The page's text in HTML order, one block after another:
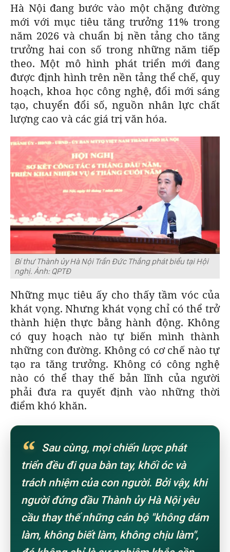
Hà Nội đang bước vào một chặng đường
mới với mục tiêu tăng trưởng 11% trong
năm 2026 và chuẩn bị nền tảng cho tăng
trưởng hai con số trong những năm tiếp
theo. Một mô hình phát triển mới đang
được định hình trên nền tảng thể chế, quy
hoạch, khoa học công nghệ, đổi mới sáng
tạo, chuyển đổi số, nguồn nhân lực chất
lượng cao và các giá trị văn hóa.
Bí thư Thành ủy Hà Nội Trần Đức Thắng phát biểu tại Hội
nghị. Ảnh: QPTĐ
Những mục tiêu ấy cho thấy tầm vóc của
khát vọng. Nhưng khát vọng chỉ có thể trở
thành hiện thực bằng hành động. Không
có quy hoạch nào tự biến mình thành
những con đường. Không có cơ chế nào tự
tạo ra tăng trưởng. Không có công nghệ
nào có thể thay thế bản lĩnh của người
phải đưa ra quyết định vào những thời
điểm khó khăn.
“ Sau cùng, mọi chiến lược phát
triển đều đi qua bàn tay, khối óc và
trách nhiệm của con người. Bởi vậy, khi
người đứng đầu Thành ủy Hà Nội yêu
cầu thay thế những cán bộ "không dám
làm, không biết làm, không chịu làm",